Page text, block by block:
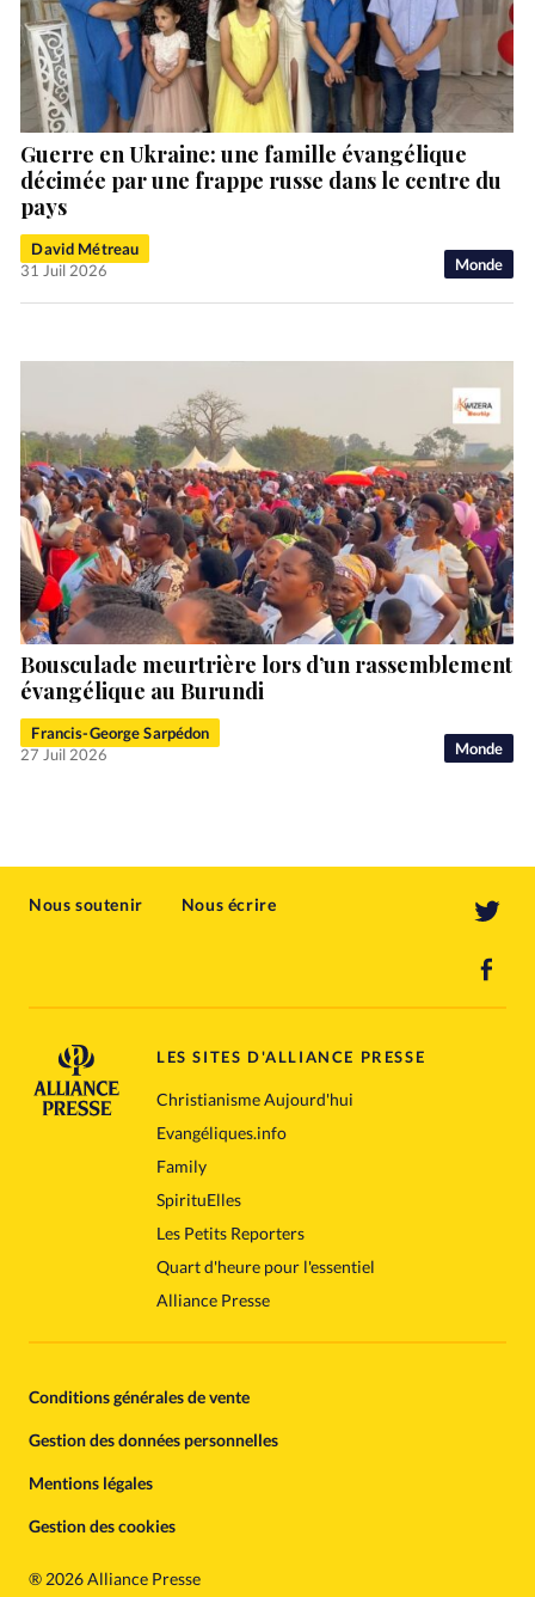
Monde
Guerre en Ukraine: une famille évangélique
décimée par une frappe russe dans le centre du
pays
David Métreau
31 Juil 2026
Monde
Bousculade meurtrière lors d’un rassemblement
évangélique au Burundi
Francis-George Sarpédon
27 Juil 2026
Nous soutenir Nous écrire
LES SITES D'ALLIANCE PRESSE
Christianisme Aujourd'hui
Evangéliques.info
Family
SpirituElles
Les Petits Reporters
Quart d'heure pour l'essentiel
Alliance Presse
Conditions générales de vente
Gestion des données personnelles
Mentions légales
Gestion des cookies
® 2026 Alliance Presse